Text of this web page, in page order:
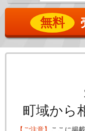
無料
町域から